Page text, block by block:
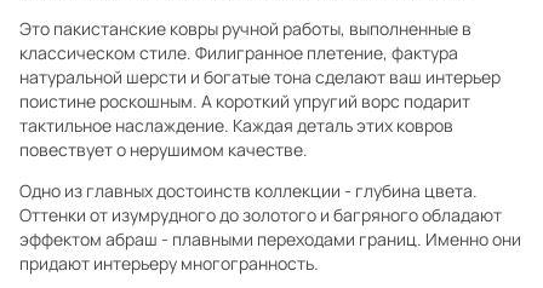
Это пакистанские ковры ручной работы, выполненные в
классическом стиле. Филигранное плетение, фактура
натуральной шерсти и богатые тона сделают ваш интерьер
поистине роскошным. А короткий упругий ворс подарит
тактильное наслаждение. Каждая деталь этих ковров
повествует о нерушимом качестве.
Одно из главных достоинств коллекции - глубина цвета.
Оттенки от изумрудного до золотого и багряного обладают
эффектом абраш - плавными переходами границ. Именно они
придают интерьеру многогранность.